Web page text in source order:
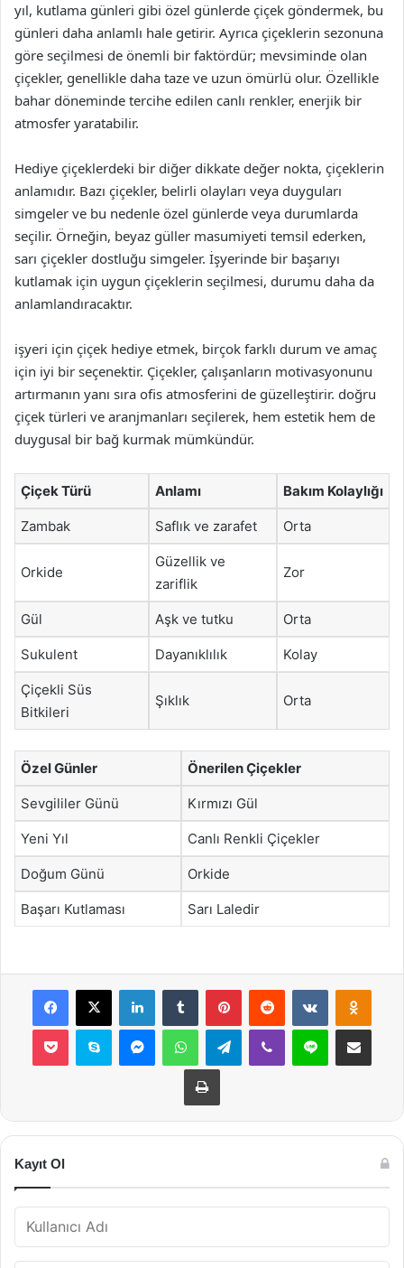
yıl, kutlama günleri gibi özel günlerde çiçek göndermek, bu
günleri daha anlamlı hale getirir. Ayrıca çiçeklerin sezonuna
göre seçilmesi de önemli bir faktördür; mevsiminde olan
çiçekler, genellikle daha taze ve uzun ömürlü olur. Özellikle
bahar döneminde tercihe edilen canlı renkler, enerjik bir
atmosfer yaratabilir.
Hediye çiçeklerdeki bir diğer dikkate değer nokta, çiçeklerin
anlamıdır. Bazı çiçekler, belirli olayları veya duyguları
simgeler ve bu nedenle özel günlerde veya durumlarda
seçilir. Örneğin, beyaz güller masumiyeti temsil ederken,
sarı çiçekler dostluğu simgeler. İşyerinde bir başarıyı
kutlamak için uygun çiçeklerin seçilmesi, durumu daha da
anlamlandıracaktır.
işyeri için çiçek hediye etmek, birçok farklı durum ve amaç
için iyi bir seçenektir. Çiçekler, çalışanların motivasyonunu
artırmanın yanı sıra ofis atmosferini de güzelleştirir. doğru
çiçek türleri ve aranjmanları seçilerek, hem estetik hem de
duygusal bir bağ kurmak mümkündür.
Çiçek Türü Anlamı Bakım Kolaylığı
Zambak Saflık ve zarafet Orta
Orkide
Güzellik ve
zariflik
Zor
Gül Aşk ve tutku Orta
Sukulent Dayanıklılık Kolay
Çiçekli Süs
Bitkileri
Şıklık Orta
Özel Günler Önerilen Çiçekler
Sevgililer Günü Kırmızı Gül
Yeni Yıl Canlı Renkli Çiçekler
Doğum Günü Orkide
Başarı Kutlaması Sarı Laledir
Facebook
X LinkedInTumblr PinterestReddit VKontakte
Pocket Skype MessengerWhatsAppTelegramViber Line E-Posta ile
Yazdır
Kayıt Ol